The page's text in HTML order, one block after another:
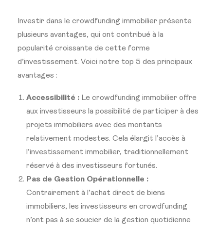
Investir dans le crowdfunding immobilier présente
plusieurs avantages, qui ont contribué à la
popularité croissante de cette forme
d’investissement. Voici notre top 5 des principaux
avantages :
Accessibilité : Le crowdfunding immobilier offre
aux investisseurs la possibilité de participer à des
projets immobiliers avec des montants
relativement modestes. Cela élargit l’accès à
l’investissement immobilier, traditionnellement
réservé à des investisseurs fortunés.
Pas de Gestion Opérationnelle :
Contrairement à l’achat direct de biens
immobiliers, les investisseurs en crowdfunding
n’ont pas à se soucier de la gestion quotidienne